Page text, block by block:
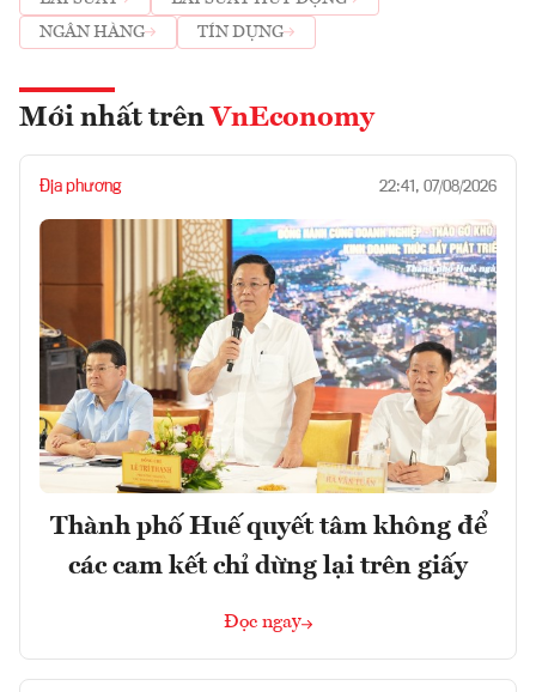
NGÂN HÀNG
TÍN DỤNG
Mới nhất trên VnEconomy
Địa phương 22:41, 07/08/2026
Thành phố Huế quyết tâm không để
các cam kết chỉ dừng lại trên giấy
Đọc ngay